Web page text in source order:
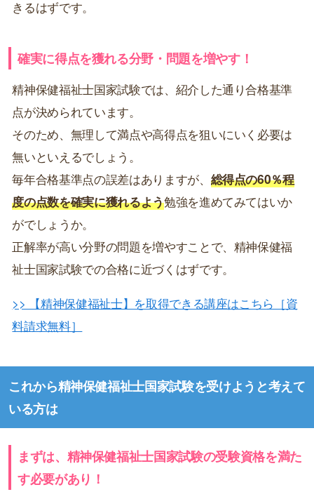
きるはずです。
確実に得点を獲れる分野・問題を増やす！
精神保健福祉士国家試験では、紹介した通り合格基準
点が決められています。
そのため、無理して満点や高得点を狙いにいく必要は
無いといえるでしょう。
毎年合格基準点の誤差はありますが、 総得点の60％程
度の点数を確実に獲れるよう勉強を進めてみてはいか
がでしょうか。
正解率が高い分野の問題を増やすことで、精神保健福
祉士国家試験での合格に近づくはずです。
>> 【精神保健福祉士】を取得できる講座はこちら［資
料請求無料］
これから精神保健福祉士国家試験を受けようと考えて
いる方は
まずは、精神保健福祉士国家試験の受験資格を満た
す必要があり！